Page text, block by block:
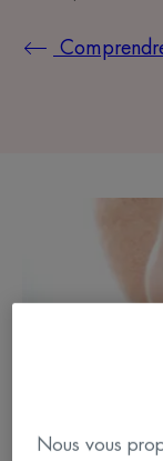
Nous vous